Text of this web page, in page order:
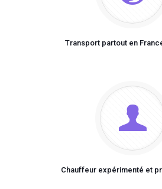
Transport partout en
Chauffeur expérimenté et